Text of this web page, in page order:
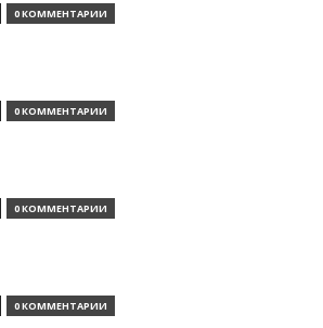
0 КОММЕНТАРИИ
0 КОММЕНТАРИИ
0 КОММЕНТАРИИ
0 КОММЕНТАРИИ